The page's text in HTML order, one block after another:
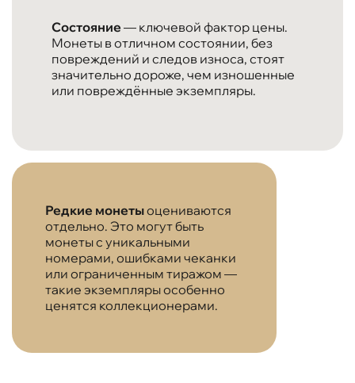
Состояние — ключевой фактор цены.
Монеты в отличном состоянии, без
повреждений и следов износа, стоят
значительно дороже, чем изношенные
или повреждённые экземпляры.
Редкие монетыоцениваются
отдельно. Это могут быть
монеты с уникальными
номерами, ошибками чеканки
или ограниченным тиражом —
такие экземпляры особенно
ценятся коллекционерами.